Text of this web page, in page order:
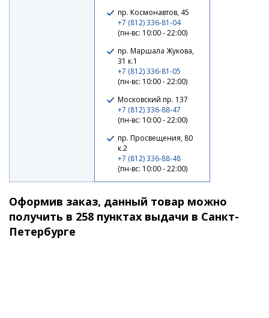
Поролоновая рыбка APS JIG-HEAD 175mm #214 UV
(3шт/упак)
210 ₽
Поролоновая рыбка APS JIG-HEAD 175mm #215 UV
пр. Космонавтов, 45
+7 (812) 336-81-04
(пн-вс: 10:00 - 22:00)
пр. Маршала Жукова,
31 к.1
+7 (812) 336-81-05
(пн-вс: 10:00 - 22:00)
Московский пр. 137
+7 (812) 336-88-47
(пн-вс: 10:00 - 22:00)
пр. Просвещения, 80
к.2
+7 (812) 336-88-48
(пн-вс: 10:00 - 22:00)
Оформив заказ, данный товар можно
получить в 258 пунктах выдачи в Санкт-
Петербурге